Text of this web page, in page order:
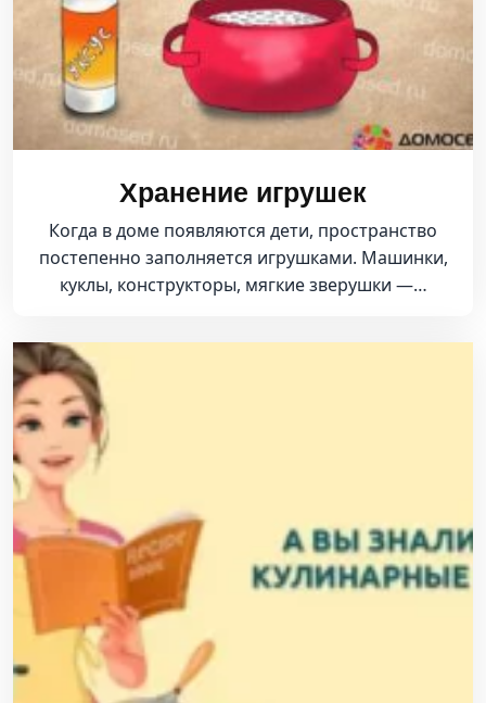
Хранение игрушек
Когда в доме появляются дети, пространство
постепенно заполняется игрушками. Машинки,
куклы, конструкторы, мягкие зверушки —…